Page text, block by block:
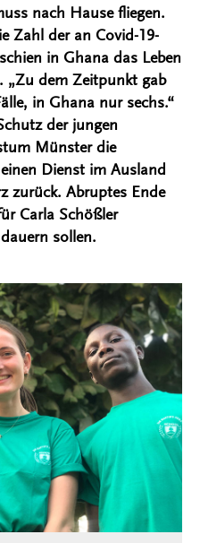
nach Hause fliegen.
Zahl der an Covid-19-
in Ghana das Leben
„Zu dem Zeitpunkt gab
in Ghana nur sechs.“
der jungen
Münster die
Dienst im Ausland
zurück. Abruptes Ende
Carla Schößler
sollen.